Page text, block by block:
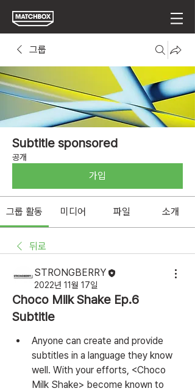
그룹
Subtitle sponsored
공개
가입
그룹 활동 미디어 파일 소개
뒤로
STRONGBERRY
2022년 11월 17일
Choco Milk Shake Ep.6
Subtitle
Anyone can create and provide
subtitles in a language they know
well. With your efforts, <Choco
Milk Shake> become known to